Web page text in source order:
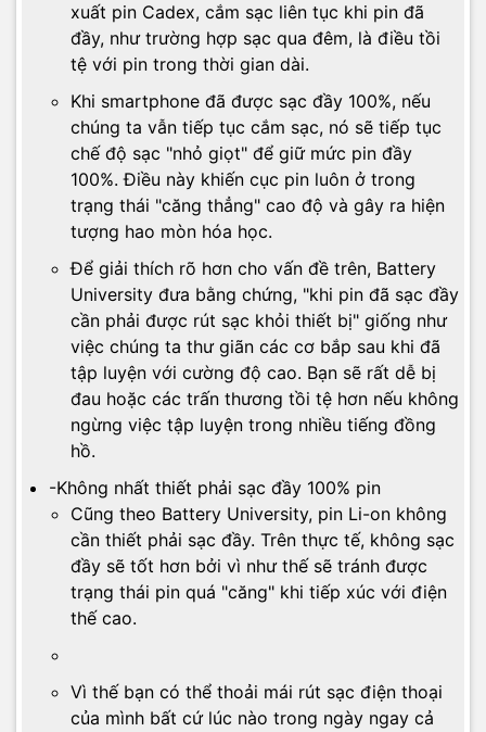
xuất pin Cadex, cắm sạc liên tục khi pin đã
đầy, như trường hợp sạc qua đêm, là điều tồi
tệ với pin trong thời gian dài.
Khi smartphone đã được sạc đầy 100%, nếu
chúng ta vẫn tiếp tục cắm sạc, nó sẽ tiếp tục
chế độ sạc "nhỏ giọt" để giữ mức pin đầy
100%. Điều này khiến cục pin luôn ở trong
trạng thái "căng thẳng" cao độ và gây ra hiện
tượng hao mòn hóa học.
Để giải thích rõ hơn cho vấn đề trên, Battery
University đưa bằng chứng, "khi pin đã sạc đầy
cần phải được rút sạc khỏi thiết bị" giống như
việc chúng ta thư giãn các cơ bắp sau khi đã
tập luyện với cường độ cao. Bạn sẽ rất dễ bị
đau hoặc các trấn thương tồi tệ hơn nếu không
ngừng việc tập luyện trong nhiều tiếng đồng
hồ.
-Không nhất thiết phải sạc đầy 100% pin
Cũng theo Battery University, pin Li-on không
cần thiết phải sạc đầy. Trên thực tế, không sạc
đầy sẽ tốt hơn bởi vì như thế sẽ tránh được
trạng thái pin quá "căng" khi tiếp xúc với điện
thế cao.
Vì thế bạn có thể thoải mái rút sạc điện thoại
của mình bất cứ lúc nào trong ngày ngay cả